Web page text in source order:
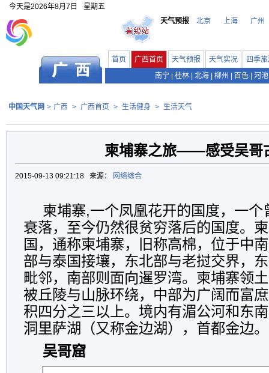
今天是2026年8月7日
星期五
天气预报
北京 上海 广州
首页 广西首页 天气预报 天气实况
四季
南宁
桂林 北海 柳州 百色 河池
中国天气网 > 广西 > 广西首页 > 生活健身 > 生活天气
柬埔寨之旅——感受吴哥
2015-09-13 09:21:18 来源： 网络综合
柬埔寨,一个凤凰花开的国度，一个
衰落，至今仍然很贫穷落后的国度。
国，通称柬埔寨，旧称高棉，位于中
部与泰国接壤，东北部与老挝交界，
毗邻，南部则面向暹罗湾。柬埔寨领
被丘陵与山脉环绕，中部为广阔而富
积四分之三以上。境内有湄公河和东
洞里萨湖（又称金边湖），首都金边。
吴哥窟